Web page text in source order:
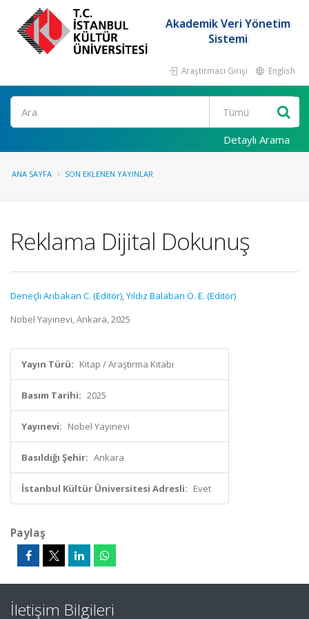
Akademik Veri Yönetim
Sistemi
Araştırmacı Girişi English
Ara
Detaylı Arama
ANA SAYFA SON EKLENEN YAYINLAR
Reklama Dijital Dokunuş
Deneçli Arıbakan C. (Editör),Yıldız Balaban Ö. E. (Editör)
Nobel Yayınevi, Ankara, 2025
Yayın Türü: Kitap / Araştırma Kitabı
Basım Tarihi: 2025
Yayınevi: Nobel Yayınevi
Basıldığı Şehir: Ankara
İstanbul Kültür Üniversitesi Adresli: Evet
Paylaş
İletişim Bilgileri